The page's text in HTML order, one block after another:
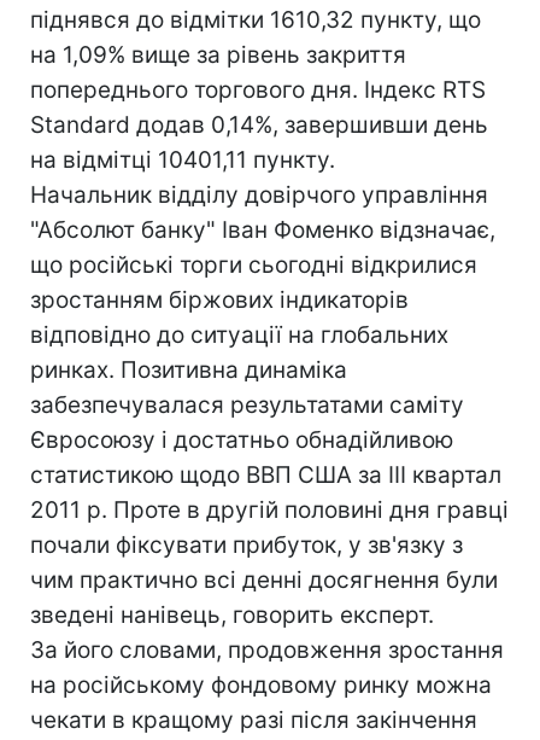
піднявся до відмітки 1610,32 пункту, що
на 1,09% вище за рівень закриття
попереднього торгового дня. Індекс RTS
Standard додав 0,14%, завершивши день
на відмітці 10401,11 пункту.
Начальник відділу довірчого управління
"Абсолют банку" Іван Фоменко відзначає,
що російські торги сьогодні відкрилися
зростанням біржових індикаторів
відповідно до ситуації на глобальних
ринках. Позитивна динаміка
забезпечувалася результатами саміту
Євросоюзу і достатньо обнадійливою
статистикою щодо ВВП США за III квартал
2011 р. Проте в другій половині дня гравці
почали фіксувати прибуток, у зв'язку з
чим практично всі денні досягнення були
зведені нанівець, говорить експерт.
За його словами, продовження зростання
на російському фондовому ринку можна
чекати в кращому разі після закінчення